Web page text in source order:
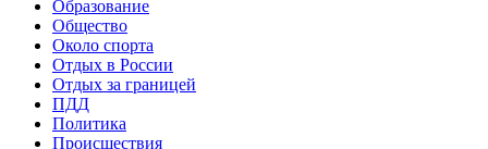
Образование
Общество
Около спорта
Отдых в России
Отдых за границей
ПДД
Политика
Происшествия